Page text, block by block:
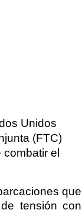
Unidos
(FTC)
el
que
tensión con